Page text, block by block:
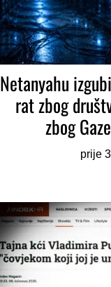
Netanyahu
rat zbog
zbog
prije